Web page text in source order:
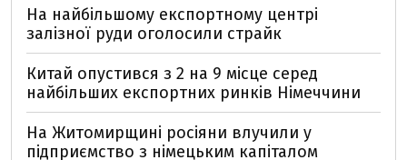
На найбільшому експортному центрі
залізної руди оголосили страйк
Китай опустився з 2 на 9 місце серед
найбільших експортних ринків Німеччини
На Житомирщині росіяни влучили у
підприємство з німецьким капіталом